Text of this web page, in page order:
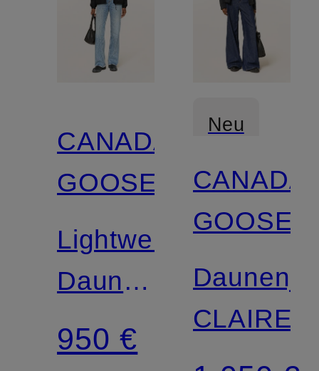
CANADA
GOOSE
Lightweight-
Daunenjacke
ABBOTT
950 €
Neu
CANADA
GOOSE
CLAIRE